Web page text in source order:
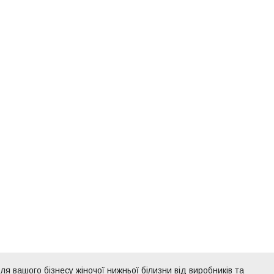
бізнесу жіночої нижньої білизни від виробників та